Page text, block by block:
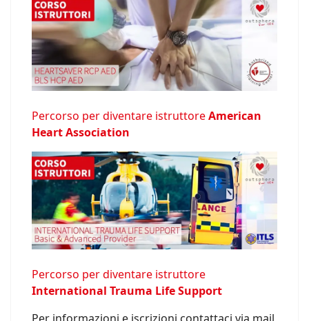
Percorso per diventare istruttoreAmerican
Heart Association
Percorso per diventare istruttore
International Trauma Life Support